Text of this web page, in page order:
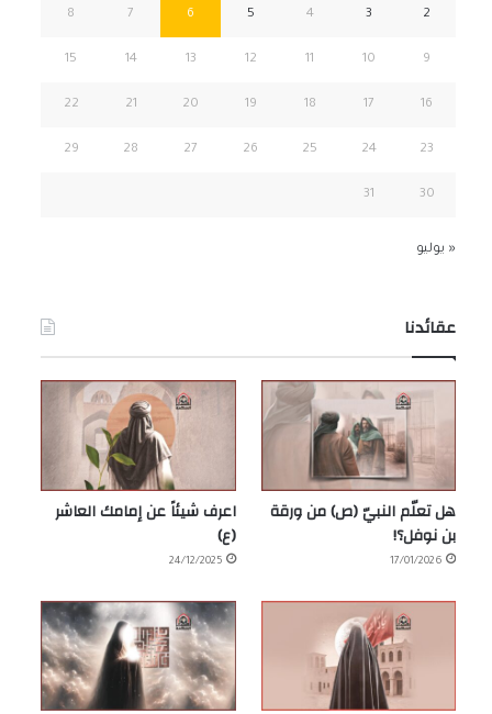
2
3
4
5
6
7
8
9
10
11
12
13
14
15
16
17
18
19
20
21
22
23
24
25
26
27
28
29
30
31
« يوليو
عقائدنا
هل تعلّم النبيّ (ص) من ورقة
بن نوفل؟!
17/01/2026
اعرف شيئاً عن إمامك العاشر
(ع)
24/12/2025